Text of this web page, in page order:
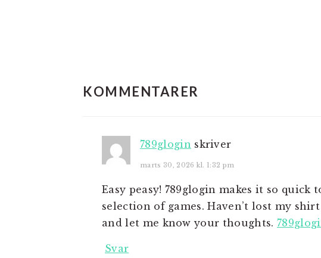
KOMMENTARER
789glogin skriver
marts 30, 2026 kl. 1:32 pm
Easy peasy! 789glogin makes it so quick
selection of games. Haven’t lost my
and let me know your thoughts.
Svar